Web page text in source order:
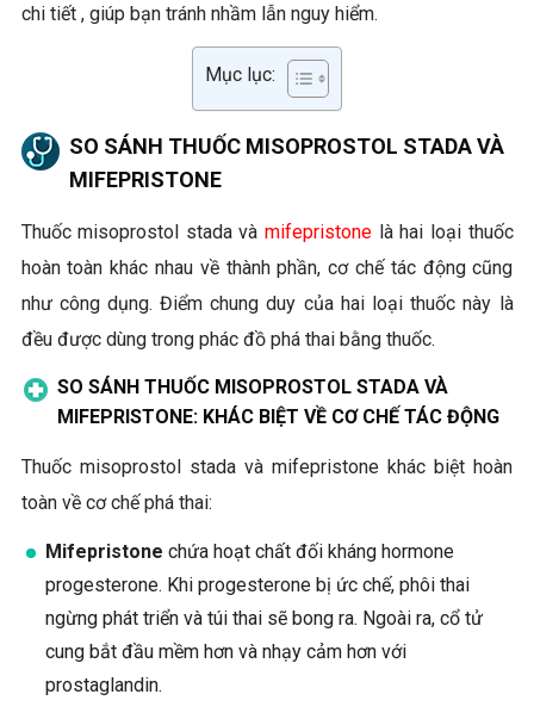
chi tiết , giúp bạn tránh nhầm lẫn nguy hiểm.
Mục lục:
SO SÁNH THUỐC MISOPROSTOL STADA VÀ
MIFEPRISTONE
Thuốc misoprostol stada và mifepristone là hai loại thuốc
hoàn toàn khác nhau về thành phần, cơ chế tác động cũng
như công dụng. Điểm chung duy của hai loại thuốc này là
đều được dùng trong phác đồ phá thai bằng thuốc.
SO SÁNH THUỐC MISOPROSTOL STADA VÀ
MIFEPRISTONE: KHÁC BIỆT VỀ CƠ CHẾ TÁC ĐỘNG
Thuốc misoprostol stada và mifepristone khác biệt hoàn
toàn về cơ chế phá thai:
Mifepristone chứa hoạt chất đối kháng hormone
progesterone. Khi progesterone bị ức chế, phôi thai
ngừng phát triển và túi thai sẽ bong ra. Ngoài ra, cổ tử
cung bắt đầu mềm hơn và nhạy cảm hơn với
prostaglandin.